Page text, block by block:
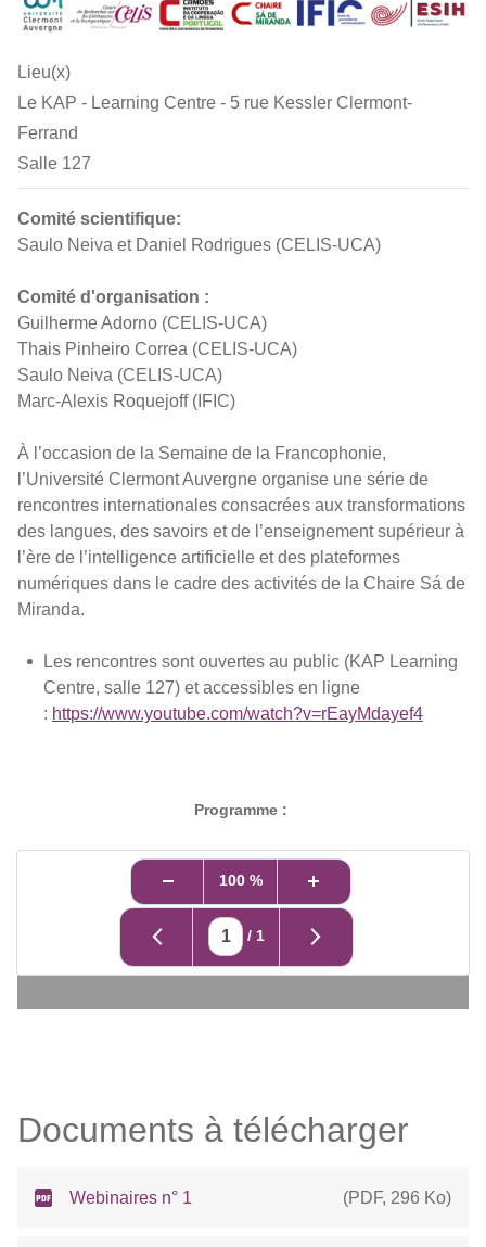
Lieu(x)
Le KAP - Learning Centre - 5 rue Kessler Clermont-
Ferrand
Salle 127
Comité scientifique:
Saulo Neiva et Daniel Rodrigues (CELIS-UCA)
Comité d'organisation :
Guilherme Adorno (CELIS-UCA)
Thais Pinheiro Correa (CELIS-UCA)
Saulo Neiva (CELIS-UCA)
Marc-Alexis Roquejoff (IFIC)
À l’occasion de la Semaine de la Francophonie,
l’Université Clermont Auvergne organise une série de
rencontres internationales consacrées aux transformations
des langues, des savoirs et de l’enseignement supérieur à
l’ère de l’intelligence artificielle et des plateformes
numériques dans le cadre des activités de la Chaire Sá de
Miranda.
Les rencontres sont ouvertes au public (KAP Learning
Centre, salle 127) et accessibles en ligne
: https://www.youtube.com/watch?v=rEayMdayef4
Programme :
100 %
/ 1
Documents à télécharger
Webinaires n° 1 (PDF, 296 Ko)